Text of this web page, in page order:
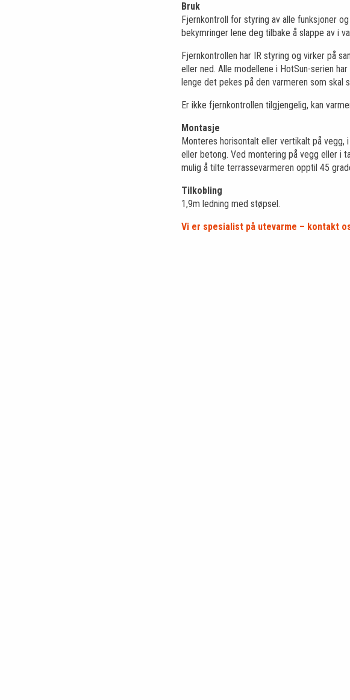
Bruk
Fjernkontroll for styring av alle funksjoner
bekymringer lene deg tilbake å slappe av i
Fjernkontrollen har IR styring og virker på
eller ned. Alle modellene i HotSun-serien
lenge det pekes på den varmeren som skal
Er ikke fjernkontrollen tilgjengelig, kan
Montasje
Monteres horisontalt eller vertikalt på vegg,
eller betong. Ved montering på vegg eller i
mulig å tilte terrassevarmeren opptil 45
Tilkobling
1,9m ledning med støpsel.
Vi er spesialist på utevarme – kontakt